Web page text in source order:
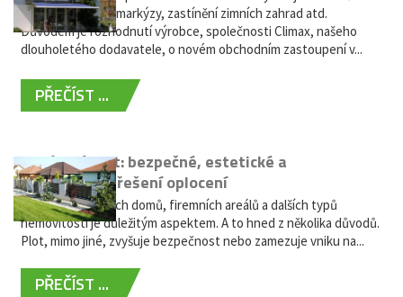
nabídky výsuvné markýzy, zastínění zimních zahrad atd.
Důvodem je rozhodnutí výrobce, společnosti Climax, našeho
dlouholetého dodavatele, o novém obchodním zastoupení v...
PŘEČÍST ...
Hliníkový plot: bezpečné, estetické a
bezúdržbové řešení oplocení
Oplocení rodinných domů, firemních areálů a dalších typů
nemovitostí je důležitým aspektem. A to hned z několika důvodů.
Plot, mimo jiné, zvyšuje bezpečnost nebo zamezuje vniku na...
PŘEČÍST ...